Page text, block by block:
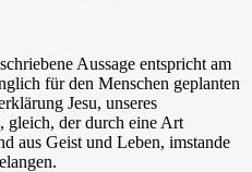
Aussage entspricht am
für den Menschen geplanten
Jesu, unseres
gleich, der durch eine Art
aus Geist und Leben, imstande